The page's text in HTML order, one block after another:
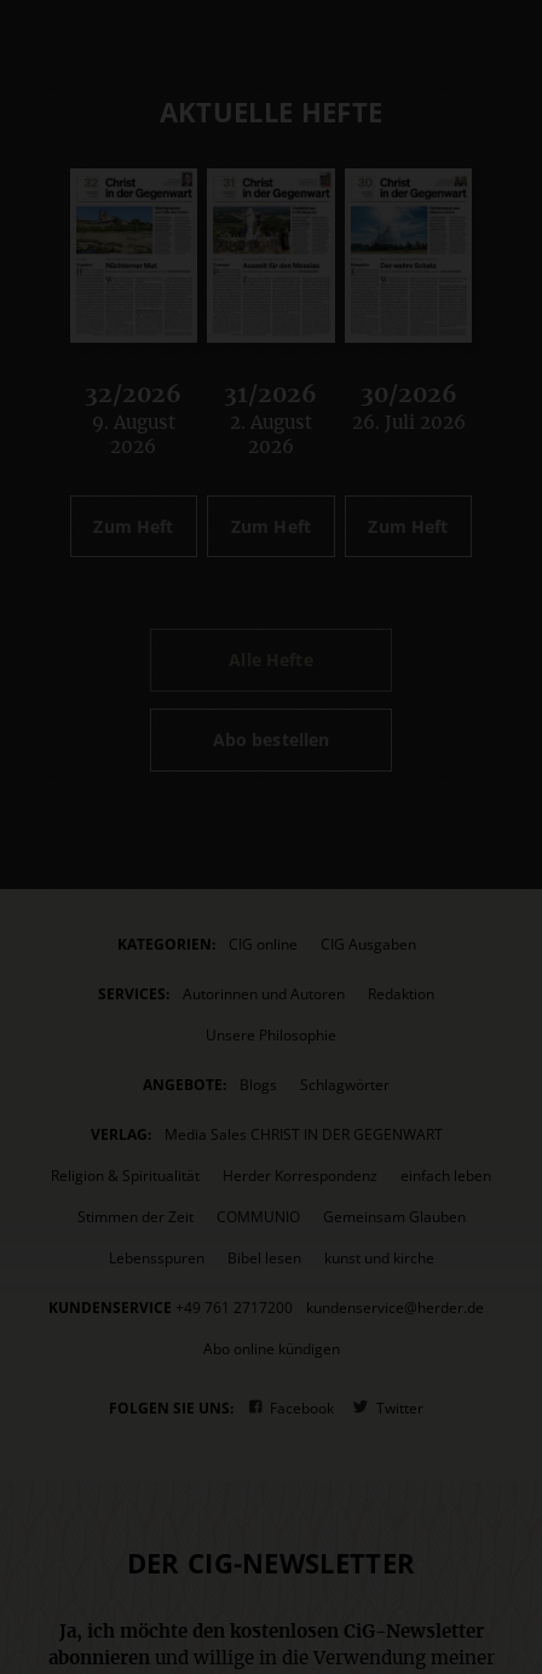
AKTUELLE HEFTE
32/2026
:
9. August
2026
Zum Heft
31/2026
:
2. August
2026
Zum Heft
30/2026
:
26. Juli 2026
Zum Heft
Abo bestellen
KATEGORIEN: CIG online CIG Ausgaben
SERVICES: Autorinnen und Autoren
Redaktion
Unsere Philosophie
ANGEBOTE: Blogs Schlagwörter
VERLAG:
Media Sales CHRIST IN DER GEGENWART
Religion & Spiritualität
Herder Korrespondenz
einfach leben
Stimmen der Zeit
COMMUNIO
Gemeinsam Glauben
Lebensspuren
Bibel lesen kunst und kirche
KUNDENSERVICE +49 761 2717200
kundenservice@herder.de
Abo online kündigen
FOLGEN SIE UNS: Facebook Twitter
DER CIG-NEWSLETTER
Ja, ich möchte den kostenlosen CiG-Newsletter
abonnieren und willige in die Verwendung meiner